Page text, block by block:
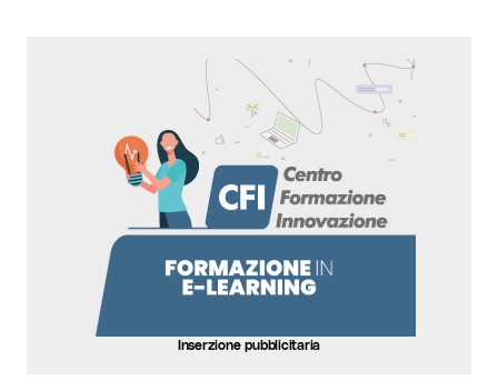
Inserzione pubblicitaria